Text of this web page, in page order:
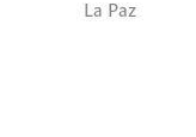
La Paz